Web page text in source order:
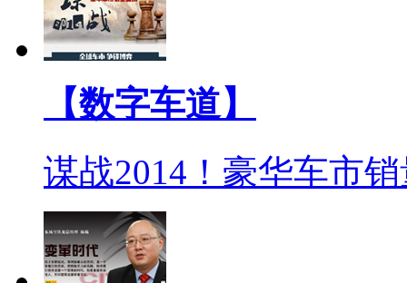
【数字车道】
谋战2014！豪华车市